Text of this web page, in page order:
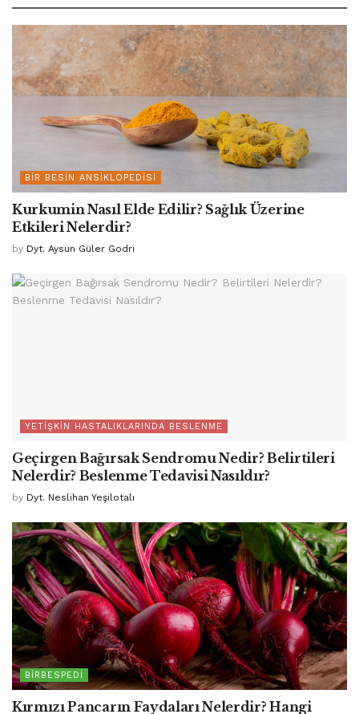
BIR BESIN ANSIKLOPEDISI
Kurkumin Nasıl Elde Edilir? Sağlık Üzerine
Etkileri Nelerdir?
by Dyt. Aysun Güler Godri
YETIŞKIN HASTALIKLARINDA BESLENME
Geçirgen Bağırsak Sendromu Nedir? Belirtileri
Nelerdir? Beslenme Tedavisi Nasıldır?
by Dyt. Neslihan Yeşilotalı
BIRBESPEDI
Kırmızı Pancarın Faydaları Nelerdir? Hangi